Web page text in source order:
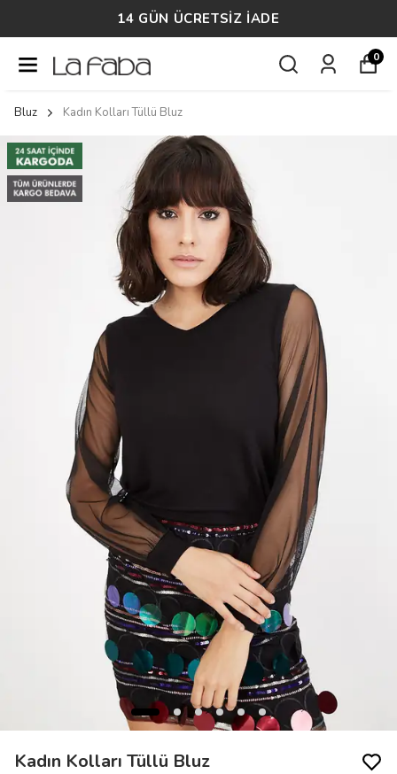
14 GÜN ÜCRETSİZ İADE
0
Bluz Kadın Kolları Tüllü Bluz
Kadın Kolları Tüllü Bluz